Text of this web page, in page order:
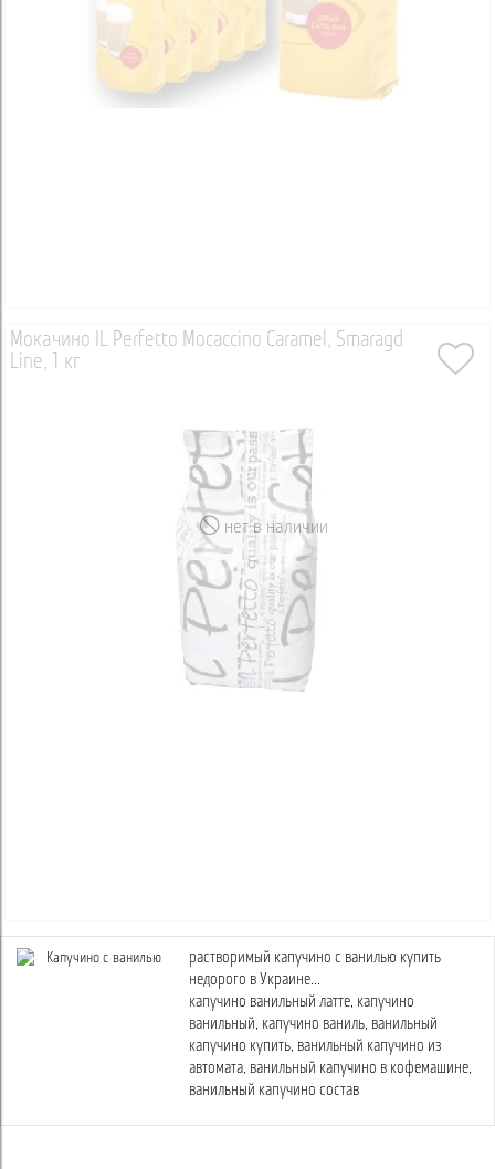
нет в наличии
Мокачино IL Perfetto Mocaccino Caramel, Smaragd
Line, 1 кг
растворимый капучино с ванилью купить
недорого в Украине...
капучино ванильный латте, капучино
ванильный, капучино ваниль, ванильный
капучино купить, ванильный капучино из
автомата, ванильный капучино в кофемашине,
ванильный капучино состав